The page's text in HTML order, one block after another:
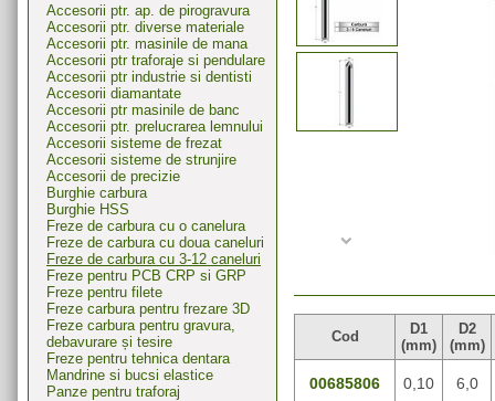
Accesorii ptr. ap. de pirogravura
Accesorii ptr. diverse materiale
Accesorii ptr. masinile de mana
Accesorii ptr traforaje si pendulare
Accesorii ptr industrie si dentisti
Accesorii diamantate
Accesorii ptr masinile de banc
Accesorii ptr. prelucrarea lemnului
Accesorii sisteme de frezat
Accesorii sisteme de strunjire
Accesorii de precizie
Burghie carbura
Burghie HSS
Freze de carbura cu o canelura
Freze de carbura cu doua caneluri
Freze de carbura cu 3-12 caneluri
Freze pentru PCB CRP si GRP
Freze pentru filete
Freze carbura pentru frezare 3D
Freze carbura pentru gravura,
debavurare și tesire
Freze pentru tehnica dentara
Mandrine si bucsi elastice
Panze pentru traforaj
Cod
D1
(mm)
D2
(mm)
00685806 0,10 6,0